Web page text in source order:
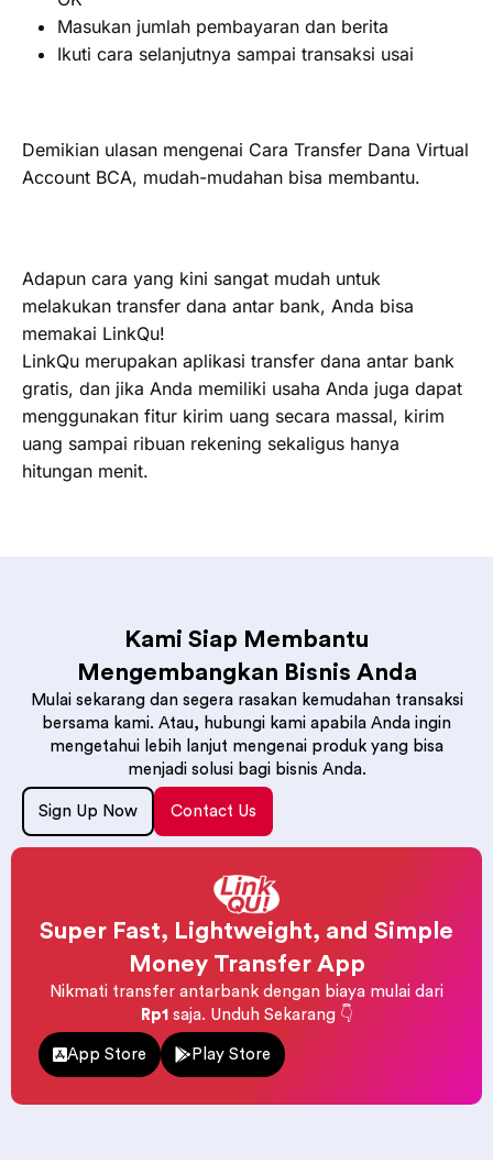
Masukan jumlah pembayaran dan berita
Ikuti cara selanjutnya sampai transaksi usai
Demikian ulasan mengenai Cara Transfer Dana Virtual
Account BCA, mudah-mudahan bisa membantu.
Adapun cara yang kini sangat mudah untuk
melakukan transfer dana antar bank, Anda bisa
memakai LinkQu!
LinkQu merupakan aplikasi transfer dana antar bank
gratis, dan jika Anda memiliki usaha Anda juga dapat
menggunakan fitur kirim uang secara massal, kirim
uang sampai ribuan rekening sekaligus hanya
hitungan menit.
Kami Siap Membantu
Mengembangkan Bisnis Anda
Mulai sekarang dan segera rasakan kemudahan transaksi
bersama kami. Atau, hubungi kami apabila Anda ingin
mengetahui lebih lanjut mengenai produk yang bisa
menjadi solusi bagi bisnis Anda.
Sign Up Now Contact Us
Super Fast, Lightweight, and Simple
Money Transfer App
Nikmati transfer antarbank dengan biaya mulai dari
Rp1 saja. Unduh Sekarang 👇
App Store Play Store